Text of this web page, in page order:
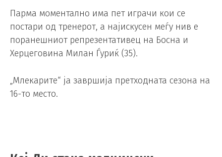
Парма моментално има пет играчи кои се
постари од тренерот, а најискусен меѓу нив е
поранешниот репрезентативец на Босна и
Херцеговина Милан Ѓуриќ (35).
„Млекарите“ ја завршија претходната сезона на
16-то место.